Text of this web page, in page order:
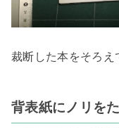
裁断した本をそろえ
背表紙にノリを